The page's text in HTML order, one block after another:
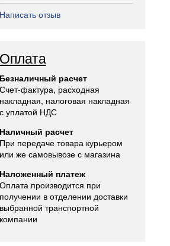
Написать отзыв
Оплата
Безналичный расчет
Счет-фактура, расходная
накладная, налоговая накладная
с уплатой НДС
Наличный расчет
При передаче товара курьером
или же самовывозе с магазина
Наложенный платеж
Оплата производится при
получении в отделении доставки
выбранной транспортной
компании